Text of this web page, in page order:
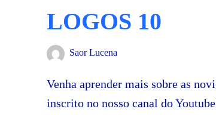
LOGOS 10
Saor Lucena
Venha aprender mais sobre as
inscrito no nosso canal do